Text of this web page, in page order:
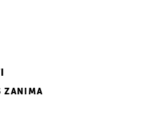
ZANIMA